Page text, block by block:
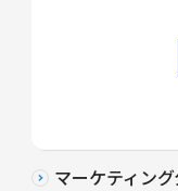
マーケティン